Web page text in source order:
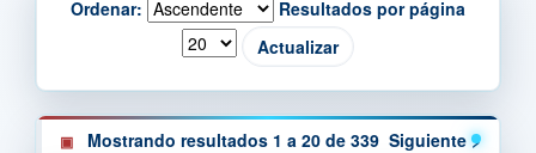
Ordenar: Resultados por página
Mostrando resultados 1 a 20 de 339 Siguiente >